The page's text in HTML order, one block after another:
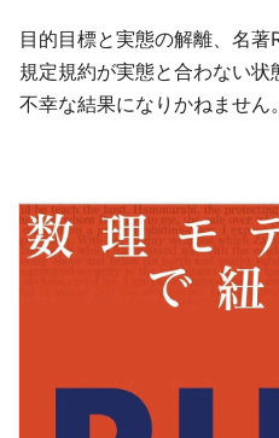
目的目標と実態の解離、名著
規定規約が実態と合わない
不幸な結果になりかねません。